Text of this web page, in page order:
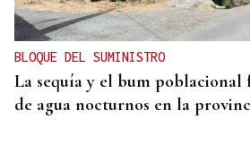
BLOQUE DEL SUMINISTRO
La sequía y el bum poblacional
de agua nocturnos en la